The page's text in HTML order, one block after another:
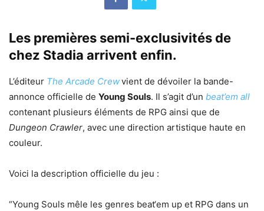
Les premières semi-exclusivités de
chez Stadia arrivent enfin.
L’éditeur The Arcade Crewvient de dévoiler la bande-
annonce officielle de Young Souls. Il s’agit d’un beat’em all
contenant plusieurs éléments de RPG ainsi que de
Dungeon Crawler, avec une direction artistique haute en
couleur.
Voici la description officielle du jeu :
“Young Souls mêle les genres beat‘em up et RPG dans un